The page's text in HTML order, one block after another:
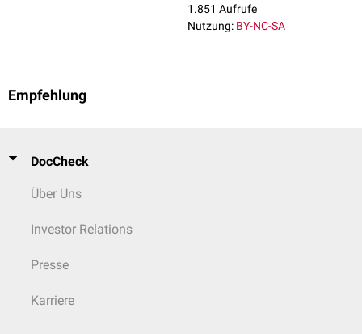
1.851 Aufrufe
Nutzung: BY-NC-SA
Empfehlung
DocCheck
Über Uns
Investor Relations
Presse
Karriere